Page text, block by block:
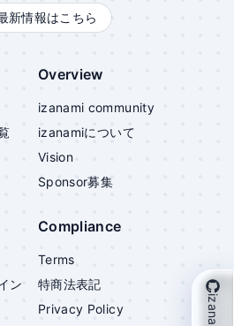
新情報はこちら
Overview
izanami community
izanamiについて
Vision
Sponsor募集
ン
Compliance
Terms
特商法表記
Privacy Policy